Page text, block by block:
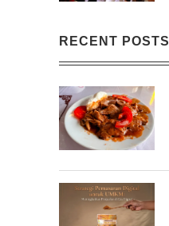
RECENT POSTS